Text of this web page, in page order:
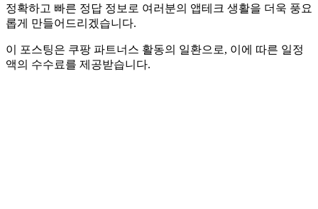
정확하고 빠른 정답 정보로 여러분의 앱테크 생활을 더욱 풍요
롭게 만들어드리겠습니다.
이 포스팅은 쿠팡 파트너스 활동의 일환으로, 이에 따른 일정
액의 수수료를 제공받습니다.